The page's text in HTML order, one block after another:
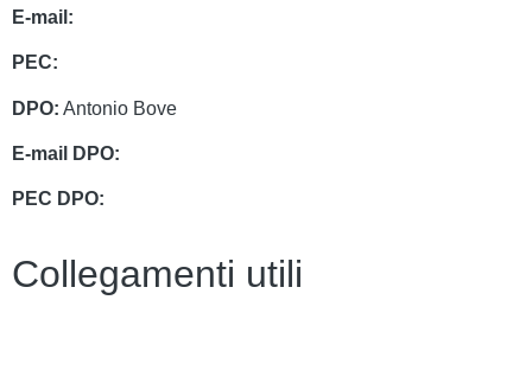
E-mail:
PEC:
DPO: Antonio Bove
E-mail DPO:
PEC DPO:
Collegamenti utili